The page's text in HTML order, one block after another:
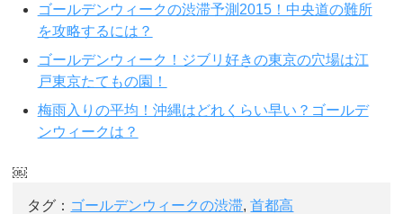
ゴールデンウィークの渋滞予測2015！中央道の難所
を攻略するには？
ゴールデンウィーク！ジブリ好きの東京の穴場は江
戸東京たてもの園！
梅雨入りの平均！沖縄はどれくらい早い？ゴールデ
ンウィークは？
￼
タグ： ゴールデンウィークの渋滞,首都高